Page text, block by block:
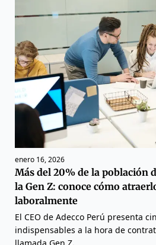
enero 16, 2026
Más del 20% de la población
la Gen Z: conoce cómo
laboralmente
El CEO de Adecco Perú presenta
indispensables a la hora de